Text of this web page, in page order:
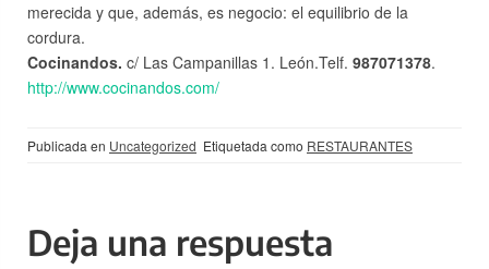
merecida y que, además, es negocio: el equilibrio de la
cordura.
Cocinandos. c/ Las Campanillas 1. León.Telf. 987071378.
http://www.cocinandos.com/
Publicada en Uncategorized Etiquetada como RESTAURANTES
Deja una respuesta